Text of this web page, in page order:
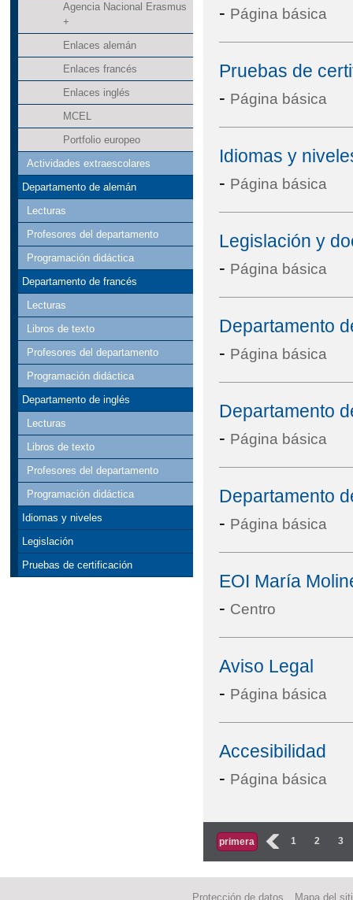
Agencia Nacional Erasmus
+
Enlaces alemán
Enlaces francés
Enlaces inglés
MCEL
Portfolio europeo
Actividades extraescolares
Departamento de alemán
Lecturas
Profesores del departamento
Programación didáctica
Departamento de francés
Lecturas
Libros de texto
Profesores del departamento
Programación didáctica
Departamento de inglés
Lecturas
Libros de texto
Profesores del departamento
Programación didáctica
Idiomas y niveles
Legislación
Pruebas de certificación
- Página básica
Pruebas de
- Página básica
Idiomas y
- Página básica
Legislación y
- Página básica
Departamento
- Página básica
Departamento
- Página básica
Departamento
- Página básica
EOI María
- Centro
Aviso Legal
- Página básica
Accesibilidad
- Página básica
Páginas
primera ‹ 1 2 3
Protección de datos Mapa del